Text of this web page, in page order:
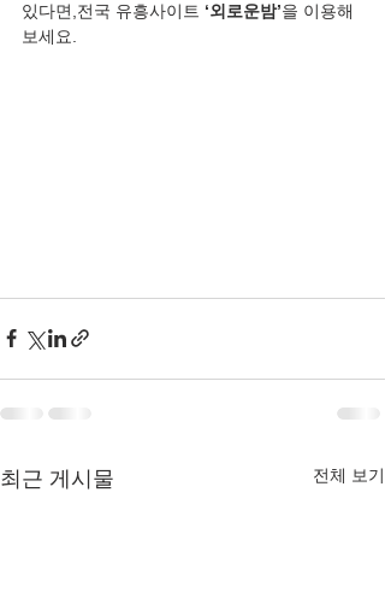
있다면,전국 유흥사이트 ‘외로운밤’을 이용해
보세요.
최근 게시물 전체 보기